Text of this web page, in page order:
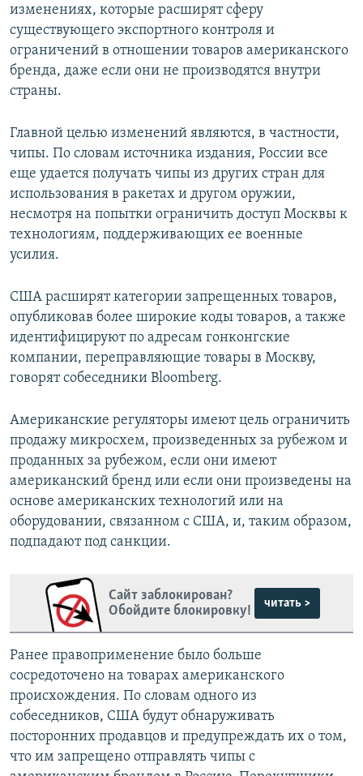
изменениях, которые расширят сферу
существующего экспортного контроля и
ограничений в отношении товаров американского
бренда, даже если они не производятся внутри
страны.
Главной целью изменений являются, в частности,
чипы. По словам источника издания, России все
еще удается получать чипы из других стран для
использования в ракетах и другом оружии,
несмотря на попытки ограничить доступ Москвы к
технологиям, поддерживающих ее военные
усилия.
США расширят категории запрещенных товаров,
опубликовав более широкие коды товаров, а также
идентифицируют по адресам гонконгские
компании, переправляющие товары в Москву,
говорят собеседники Bloomberg.
Американские регуляторы имеют цель ограничить
продажу микросхем, произведенных за рубежом и
проданных за рубежом, если они имеют
американский бренд или если они произведены на
основе американских технологий или на
оборудовании, связанном с США, и, таким образом,
подпадают под санкции.
Сайт заблокирован?
Обойдите блокировку!
читать >
Ранее правоприменение было больше
сосредоточено на товарах американского
происхождения. По словам одного из
собеседников, США будут обнаруживать
посторонних продавцов и предупреждать их о том,
что им запрещено отправлять чипы с